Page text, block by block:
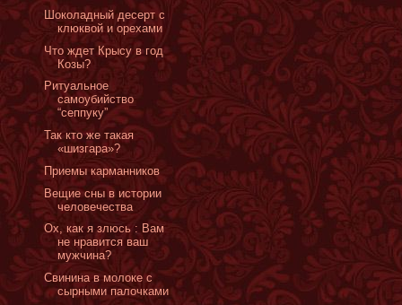
Шоколадный десерт с
клюквой и орехами
Что ждет Крысу в год
Козы?
Ритуальное
самоубийство
“сеппуку”
Так кто же такая
«шизгара»?
Приемы карманников
Вещие сны в истории
человечества
Ох, как я злюсь : Вам
не нравится ваш
мужчина?
Свинина в молоке с
сырными палочками